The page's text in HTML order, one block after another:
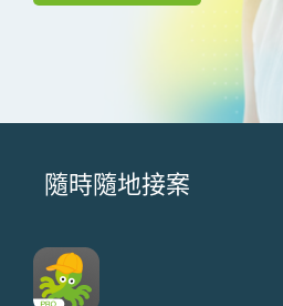
隨時隨地接案